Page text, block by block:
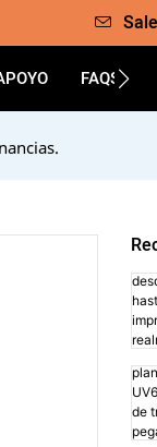
FAQS